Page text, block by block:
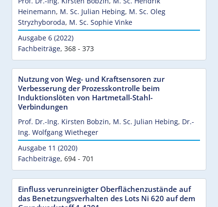
Heinemann, M. Sc. Julian Hebing, M. Sc. Oleg
Stryzhyboroda, M. Sc. Sophie Vinke
Ausgabe 6 (2022)
Fachbeiträge, 368 - 373
Nutzung von Weg- und Kraftsensoren zur
Verbesserung der Prozesskontrolle beim
Induktionslöten von Hartmetall-Stahl-
Verbindungen
Prof. Dr.-Ing. Kirsten Bobzin, M. Sc. Julian Hebing, Dr.-
Ing. Wolfgang Wietheger
Ausgabe 11 (2020)
Fachbeiträge, 694 - 701
Einfluss verunreinigter Oberflächenzustände auf
das Benetzungsverhalten des Lots Ni 620 auf dem